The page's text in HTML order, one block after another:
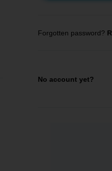
Forgotten password?
No account yet?